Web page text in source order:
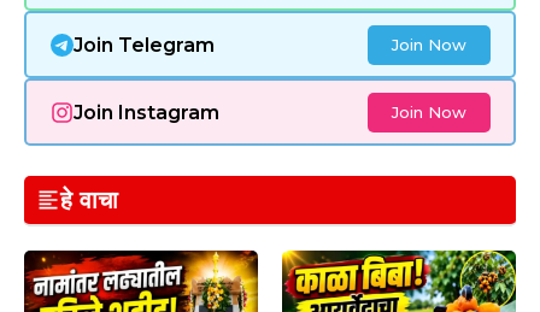
Join Telegram Join Now
Join Instagram Join Now
हे वाचा